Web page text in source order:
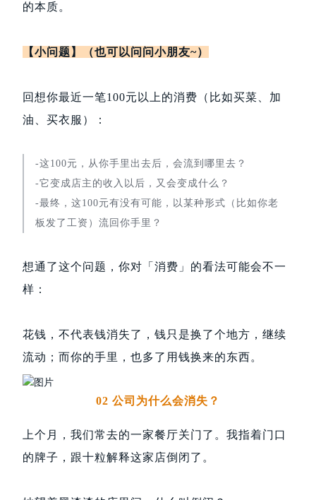
的本质。
【小问题】 （也可以问问小朋友~）
回想你最近一笔100元以上的消费（比如买菜、加
油、买衣服）：
-这100元，从你手里出去后，会流到哪里去？
-它变成店主的收入以后，又会变成什么？
-最终，这100元有没有可能，以某种形式（比如你老
板发了工资）流回你手里？
想通了这个问题，你对「消费」的看法可能会不一
样：
花钱，不代表钱消失了，钱只是换了个地方，继续
流动；而你的手里，也多了用钱换来的东西。
02 公司为什么会消失？
上个月，我们常去的一家餐厅关门了。我指着门口
的牌子，跟十粒解释这家店倒闭了。